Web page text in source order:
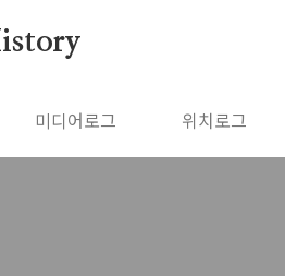
미디어로그 위치로그